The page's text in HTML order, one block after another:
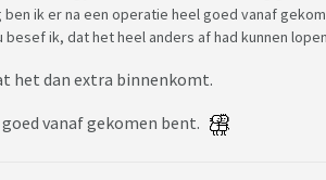
ben ik er na een operatie heel goed vanaf
besef ik, dat het heel anders af had kunnen
het dan extra binnenkomt.
vanaf gekomen bent.